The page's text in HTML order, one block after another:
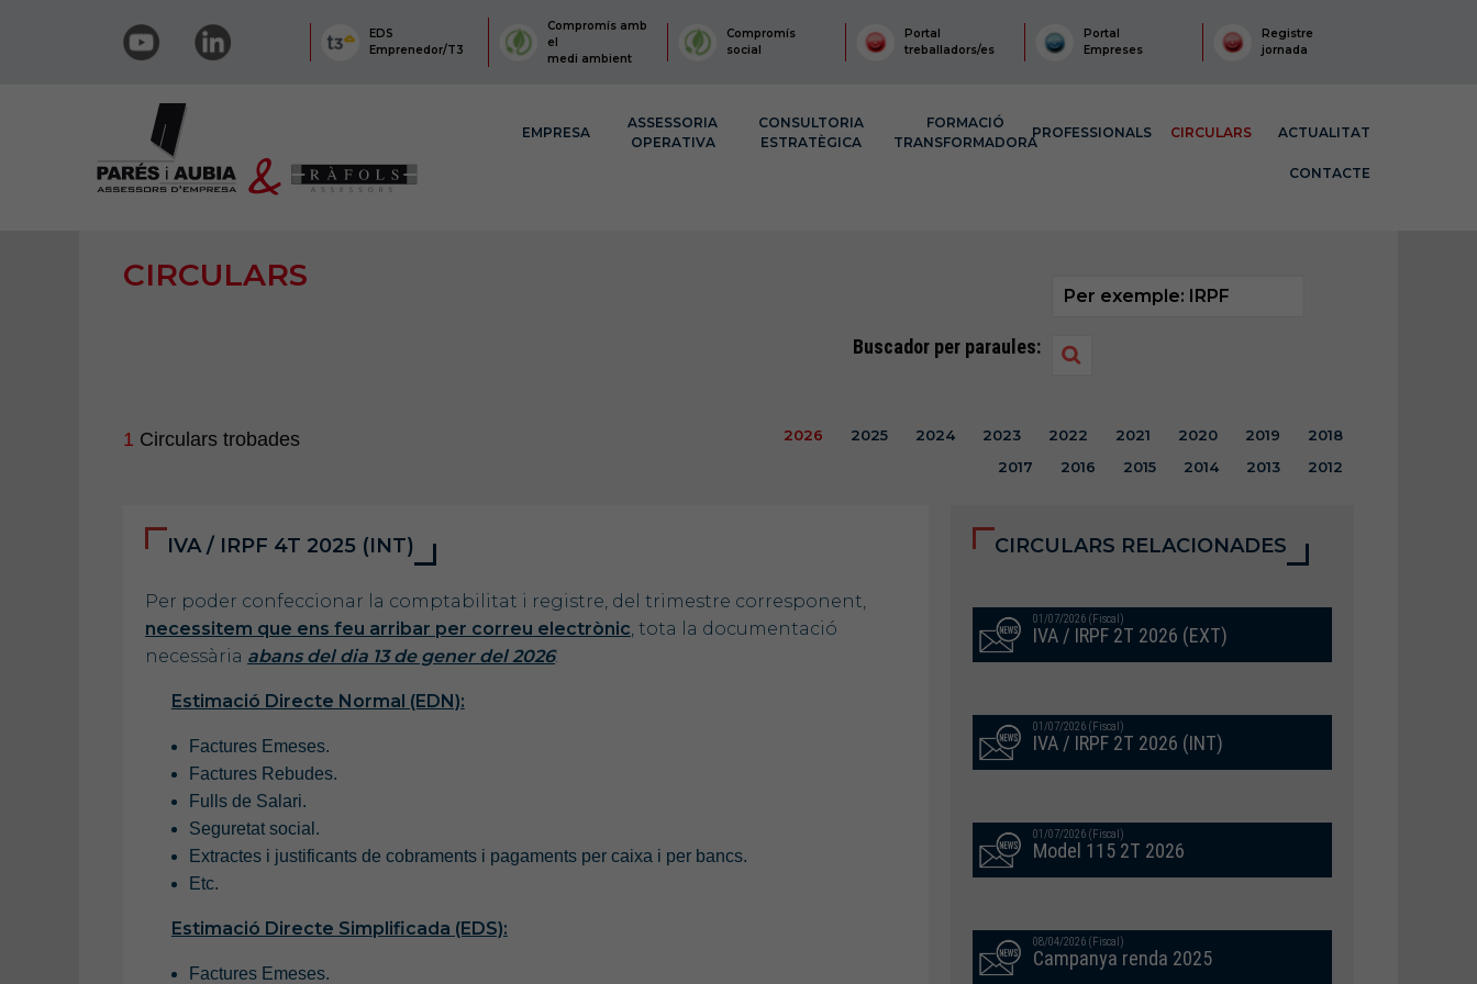
EDS
Emprenedor/T3
Compromís amb
el
medi ambient
Compromís
social
Portal
treballadors/es
Portal
Empreses
Registre
jornada
EMPRESA
ASSESSORIA
OPERATIVA
CONSULTORIA
ESTRATÈGICA
FORMACIÓ
TRANSFORMADORA
PROFESSIONALS CIRCULARS ACTUALITAT
CONTACTE
CIRCULARS
Buscador per paraules:
1 Circulars trobades 2026 2025 2024 2023 2022 2021 2020 2019
2018
2017
2016 2015 2014 2013 2012
IVA / IRPF 4T 2025 (INT)
Per poder confeccionar la comptabilitat i registre, del trimestre corresponent,
necessitem que ens feu arribar per correu electrònic , tota la documentació
necessària abans del dia 13 de gener del 2026:
Estimació Directe Normal (EDN):
Factures Emeses.
Factures Rebudes.
Fulls de Salari.
Seguretat social.
Extractes i justificants de cobraments i pagaments per caixa i per bancs.
Etc.
Estimació Directe Simplificada (EDS):
Factures Emeses.
CIRCULARS RELACIONADES
01/07/2026 (Fiscal)
IVA / IRPF 2T 2026 (EXT)
01/07/2026 (Fiscal)
IVA / IRPF 2T 2026 (INT)
01/07/2026 (Fiscal)
Model 115 2T 2026
08/04/2026 (Fiscal)
Campanya renda 2025